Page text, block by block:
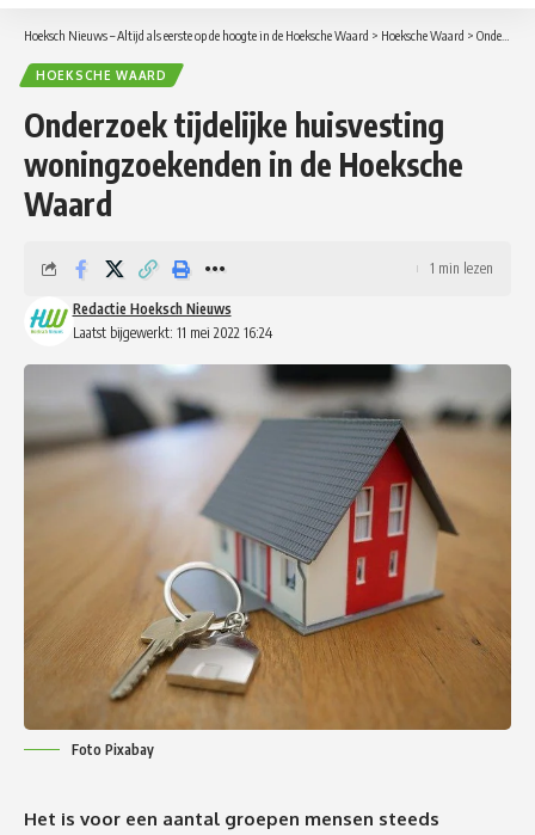
Hoeksch Nieuws – Altijd als eerste op de hoogte in de Hoeksche Waard > Hoeksche Waard > Onderzoek tijdelijke huisvesting woningzoekenden in de Hoeksche Waard
HOEKSCHE WAARD
Onderzoek tijdelijke huisvesting
woningzoekenden in de Hoeksche
Waard
Laatst bijgewerkt: 11 mei 2022 16:24
Redactie Hoeksch Nieuws
1 min lezen
Foto Pixabay
Het is voor een aantal groepen mensen steeds